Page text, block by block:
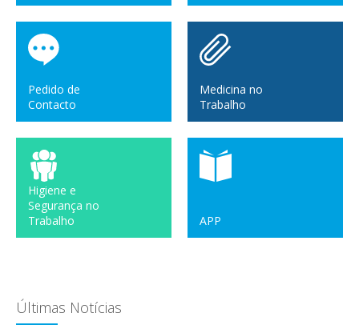
Pedido de
Contacto
Medicina no
Trabalho
Higiene e
Segurança no
Trabalho
APP
Últimas Notícias